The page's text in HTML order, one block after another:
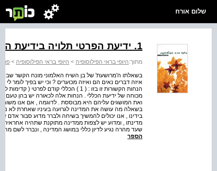
שלום אורח
1. ידיעת הפרטי תלויה בידיעת הכללי
מתוך:היופי בראי הפילוסופיה > היופי בראי הפילוסופיה >
בשאלתו ה'מרושעת' של בן השיח האלמוני מונח הקשר שבין
מכוחה של ידיעת הכללי . הנחות אלה לכאורה יש בהן טעם .
ואת המושגים עליהם היא מבוססת . לדוגמה , אם אנו
בשאלה מה עושה את המדינה לגרועה בעיניו שאחרת לא
בידינו , אנו יכולים להמשיך בשיחה ולברר מדוע סבור
מדינתו , ומדוע יש לצפות ממדינה מתוקנת שתהיה אחראית
שעד מהרה נגיע לדיון כללי במושג המדינה , ונברר לשם
הספר